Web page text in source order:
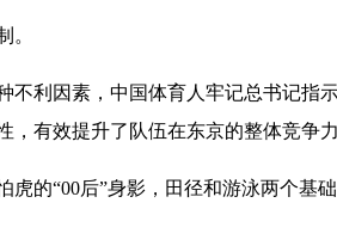
。
因素，中国体育人牢记总书记指
有效提升了队伍在东京的整体竞争力
“00后”身影，田径和游泳两个基